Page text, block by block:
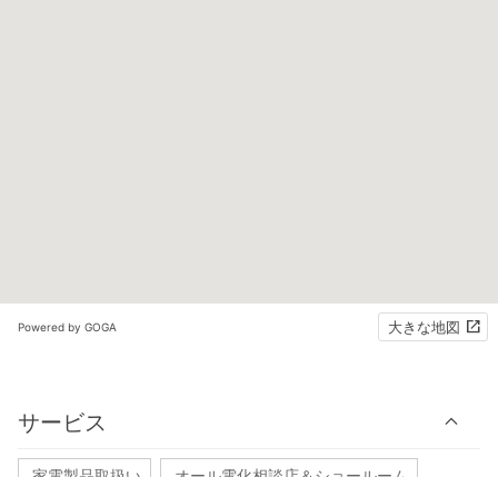
Powered by GOGA 大きな地図
サービス